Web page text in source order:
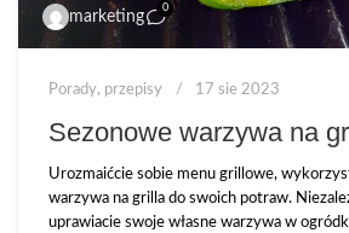
marketing
0
Porady, przepisy 17 sie 2023
Sezonowe warzywa na
Urozmaićcie sobie menu grillowe,
warzywa na grilla do swoich potraw.
uprawiacie swoje własne warzywa w